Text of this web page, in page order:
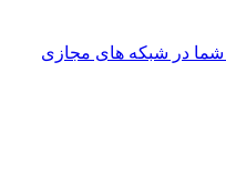
شما در شبکه های مجازی